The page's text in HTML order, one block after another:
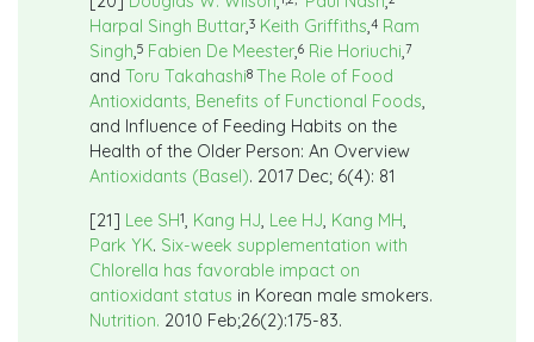
Harpal Singh Buttar,3 Keith Griffiths,4 Ram
Singh,5 Fabien De Meester,6 Rie Horiuchi,7
and Toru Takahashi8 The Role of Food
Antioxidants, Benefits of Functional Foods,
and Influence of Feeding Habits on the
Health of the Older Person: An Overview
Antioxidants (Basel). 2017 Dec; 6(4): 81
[21] Lee SH1, Kang HJ, Lee HJ, Kang MH,
Park YK. Six-week supplementation with
Chlorella has favorable impact on
antioxidant status in Korean male smokers.
Nutrition. 2010 Feb;26(2):175-83.